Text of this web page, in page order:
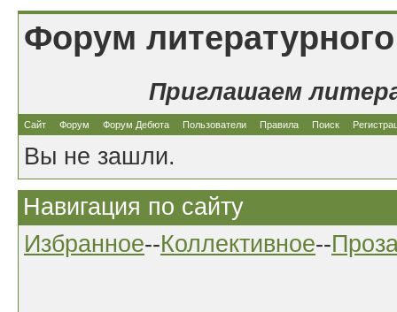
Форум
Приглашаем
Сайт Форум Форум Дебюта Пользователи Правила Поиск
Вы не зашли.
Навигация по сайту
Избранное--Коллективное--